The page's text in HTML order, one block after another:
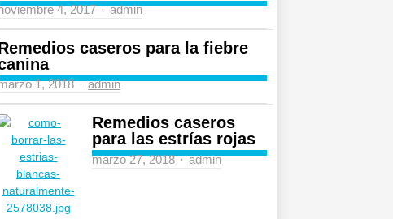
4, 2017 Author
admin
caseros para la fiebre
1, 2018 Author
admin
Remedios caseros
para las estrías rojas
marzo 27, 2018 Author
admin